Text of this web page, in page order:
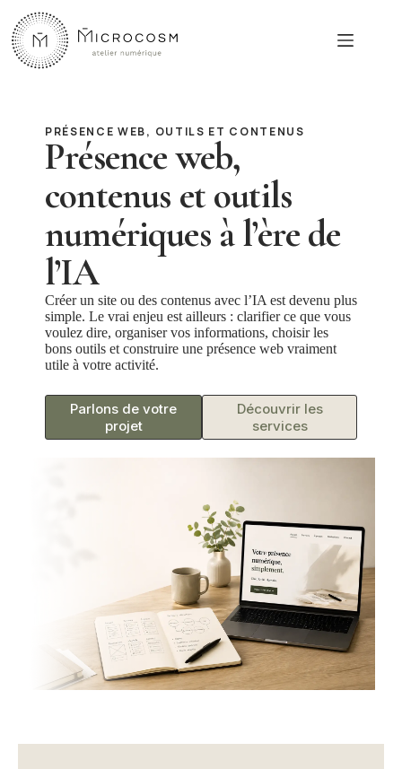
contenu
PRÉSENCE WEB, OUTILS ET CONTENUS
Présence web,
contenus et outils
numériques à l’ère de
l’IA
Créer un site ou des contenus avec l’IA est devenu plus
simple. Le vrai enjeu est ailleurs : clarifier ce que vous
voulez dire, organiser vos informations, choisir les
bons outils et construire une présence web vraiment
utile à votre activité.
Parlons de votre
projet
Découvrir les
services